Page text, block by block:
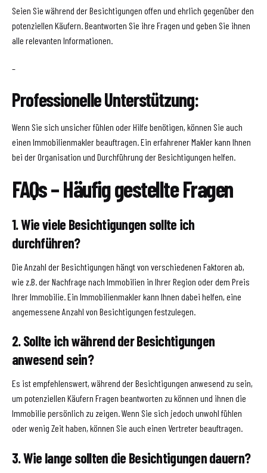
Seien Sie während der Besichtigungen offen und ehrlich gegenüber den
potenziellen Käufern. Beantworten Sie ihre Fragen und geben Sie ihnen
alle relevanten Informationen.
–
Professionelle Unterstützung:
Wenn Sie sich unsicher fühlen oder Hilfe benötigen, können Sie auch
einen Immobilienmakler beauftragen. Ein erfahrener Makler kann Ihnen
bei der Organisation und Durchführung der Besichtigungen helfen.
FAQs – Häufig gestellte Fragen
1. Wie viele Besichtigungen sollte ich
durchführen?
Die Anzahl der Besichtigungen hängt von verschiedenen Faktoren ab,
wie z.B. der Nachfrage nach Immobilien in Ihrer Region oder dem Preis
Ihrer Immobilie. Ein Immobilienmakler kann Ihnen dabei helfen, eine
angemessene Anzahl von Besichtigungen festzulegen.
2. Sollte ich während der Besichtigungen
anwesend sein?
Es ist empfehlenswert, während der Besichtigungen anwesend zu sein,
um potenziellen Käufern Fragen beantworten zu können und ihnen die
Immobilie persönlich zu zeigen. Wenn Sie sich jedoch unwohl fühlen
oder wenig Zeit haben, können Sie auch einen Vertreter beauftragen.
3. Wie lange sollten die Besichtigungen dauern?